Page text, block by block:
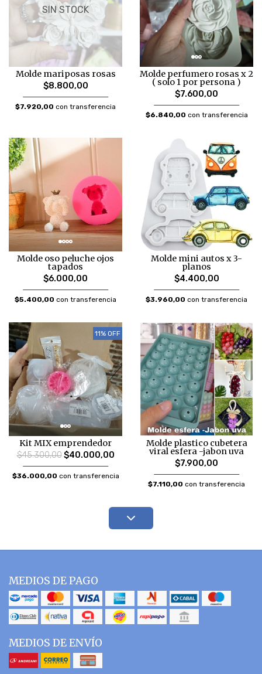
SIN STOCK
Molde mariposas rosas
$8.800,00
$7.920,00 con transferencia
Molde perfumero rosas x 2
( solo 1 por persona )
$7.600,00
$6.840,00 con transferencia
Molde oso peluche ojos
tapados
$6.000,00
$5.400,00 con transferencia
Molde mini autos x 3-
planos
$4.400,00
$3.960,00 con transferencia
11% OFF
Kit MIX emprendedor
$45.300,00$40.000,00
$36.000,00 con transferencia
Molde plastico cubetera
viral esfera -jabon uva
$7.900,00
$7.110,00 con transferencia
MEDIOS DE PAGO
MEDIOS DE ENVÍO